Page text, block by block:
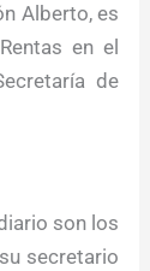
Alberto, es
en el
de
son los
secretario